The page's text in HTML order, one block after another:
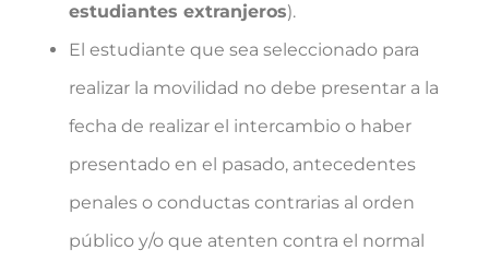
estudiantes extranjeros).
El estudiante que sea seleccionado para
realizar la movilidad no debe presentar a la
fecha de realizar el intercambio o haber
presentado en el pasado, antecedentes
penales o conductas contrarias al orden
público y/o que atenten contra el normal